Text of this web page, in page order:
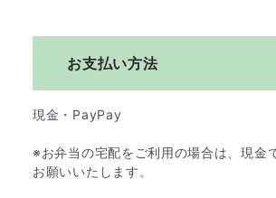
お支払い方法
現金・PayPay​
※お弁当の宅配をご利用の場合は、現金
お願いいたします。